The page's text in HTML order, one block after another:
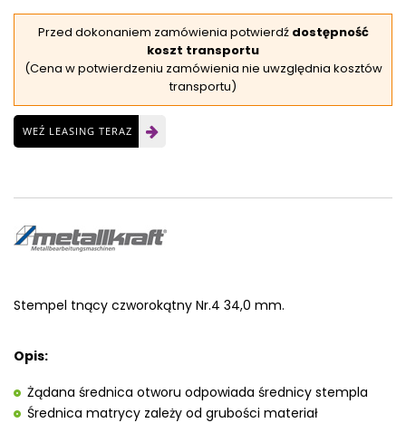
Przed dokonaniem zamówienia potwierdź dostępność
koszt transportu
(Cena w potwierdzeniu zamówienia nie uwzględnia kosztów
transportu)
WEŹ LEASING TERAZ
Stempel tnący czworokątny Nr.4 34,0 mm.
Opis:
Żądana średnica otworu odpowiada średnicy stempla
Średnica matrycy zależy od grubości materiał